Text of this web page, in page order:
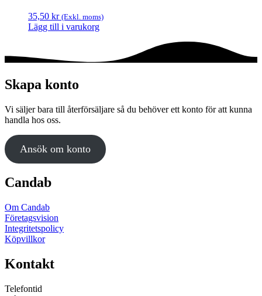
35,50 kr (Exkl. moms)
Lägg till i varukorg
Skapa konto
Vi säljer bara till återförsäljare så du behöver ett konto för att kunna
handla hos oss.
Ansök om konto
Candab
Om Candab
Företagsvision
Integritetspolicy
Köpvillkor
Kontakt
Telefontid